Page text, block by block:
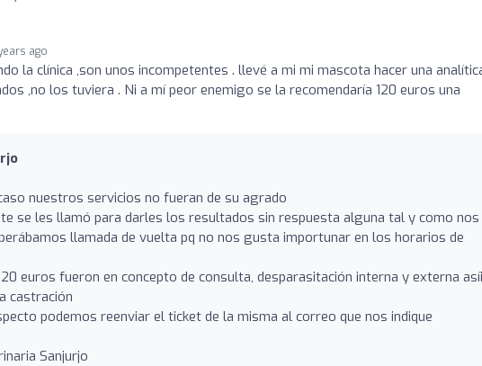
ago
la clínica ,son unos incompetentes . llevé a mi mi mascota hacer una
,no los tuviera . Ni a mí peor enemigo se la recomendaría 120 euros una
nuestros servicios no fueran de su agrado
se les llamó para darles los resultados sin respuesta alguna tal y como nos
llamada de vuelta pq no nos gusta importunar en los horarios de
euros fueron en concepto de consulta, desparasitación interna y externa asíi
castración
podemos reenviar el ticket de la misma al correo que nos indique
Sanjurjo